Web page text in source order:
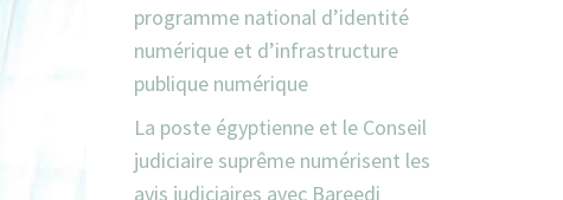
programme national d’identité
numérique et d’infrastructure
publique numérique
La poste égyptienne et le Conseil
judiciaire suprême numérisent les
avis judiciaires avec Bareedi